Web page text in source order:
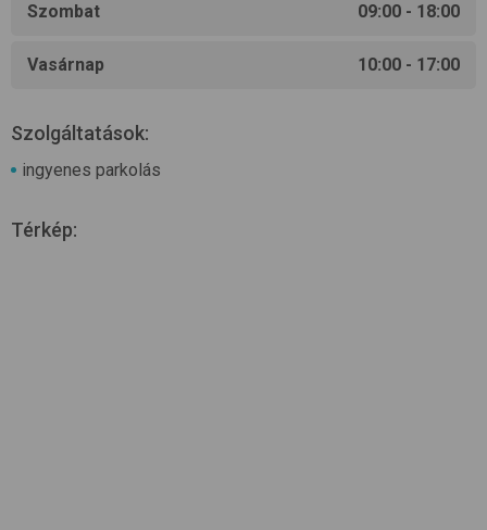
Szombat 09:00 - 18:00
Vasárnap 10:00 - 17:00
Szolgáltatások:
ingyenes parkolás
Térkép: